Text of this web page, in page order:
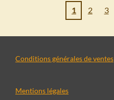
1 2 3
Conditions générales de ventes
Mentions légales